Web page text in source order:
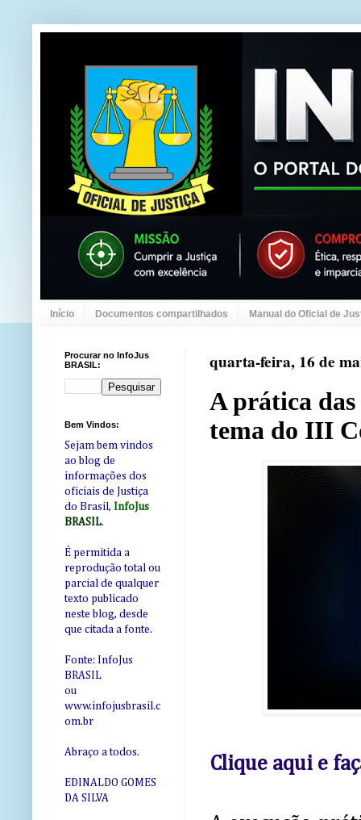
Início Documentos compartilhados Manual do Oficial de
quarta-feira, 16 de
A prática
tema do III
Clique aqui e
Procurar no InfoJus
BRASIL:
Bem Vindos:
Sejam bem vindos
ao blog de
informações dos
oficiais de Justiça
do Brasil, InfoJus
BRASIL.
É permitida a
reprodução total ou
parcial de qualquer
texto publicado
neste blog, desde
que citada a fonte.
Fonte: InfoJus
BRASIL
ou
www.infojusbrasil.c
om.br
Abraço a todos.
EDINALDO GOMES
DA SILVA